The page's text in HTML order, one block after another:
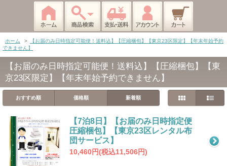
ホーム >
【お届のみ日時指定可能便！送料込】【圧縮梱包】【東京23区限定】【年末年始予約
できません】
【お届のみ日時指定可能便！送料込】【圧縮梱包】【東
京23区限定】【年末年始予約できません】
おすすめ順 価格順 新着順
【7泊8日】【お届のみ日時指定便
圧縮梱包】【東京23区レンタル布
団サービス】
10,460円(税込11,506円)